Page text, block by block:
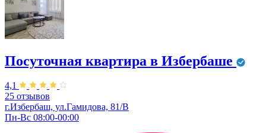
Посуточная квартира в Избербаше
4,1
25 отзывов
г.Избербаш, ул.Гамидова, 81/В
Пн-Вс 08:00-00:00